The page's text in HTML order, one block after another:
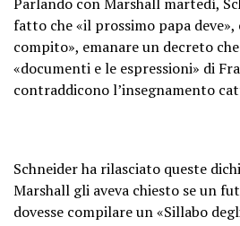
fatto che «il prossimo papa
compito», emanare un decreto
«documenti e le espressioni» di
contraddicono l’insegnamento
Schneider ha rilasciato queste
Marshall gli aveva chiesto se un
dovesse compilare un «Sillabo